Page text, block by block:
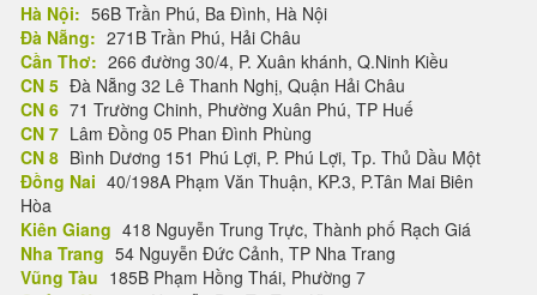
Hà Nội: 56B Trần Phú, Ba Đình, Hà Nội
Đà Nẵng: 271B Trần Phú, Hải Châu
Cần Thơ: 266 đường 30/4, P. Xuân khánh, Q.Ninh Kiều
CN 5 Đà Nẵng 32 Lê Thanh Nghị, Quận Hải Châu
CN 6 71 Trường Chinh, Phường Xuân Phú, TP Huế
CN 7 Lâm Đồng 05 Phan Đình Phùng
CN 8 Bình Dương 151 Phú Lợi, P. Phú Lợi, Tp. Thủ Dầu Một
Đồng Nai 40/198A Phạm Văn Thuận, KP.3, P.Tân Mai Biên
Hòa
Kiên Giang 418 Nguyễn Trung Trực, Thành phố Rạch Giá
Nha Trang 54 Nguyễn Đức Cảnh, TP Nha Trang
Vũng Tàu 185B Phạm Hồng Thái, Phường 7